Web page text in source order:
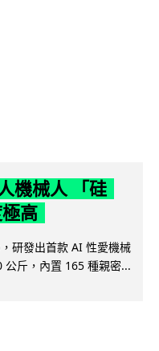
機械人 「硅
高
研發出首款 AI 性愛機械
公斤，內置 165 種親密...